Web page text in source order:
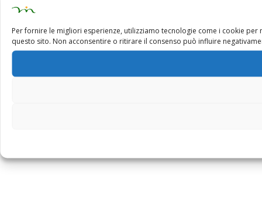
Per fornire le migliori esperienze, utilizziamo tecnologie come i cookie
questo sito. Non acconsentire o ritirare il consenso può influire